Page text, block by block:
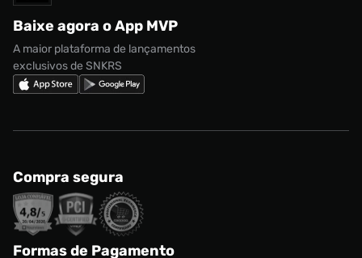
Nike Shox
Regulamento CRM/ CASHBACK
Regulamento Cupom
Baixe agora o App MVP
A maior plataforma de lançamentos
exclusivos de SNKRS
Compra segura
Formas de Pagamento